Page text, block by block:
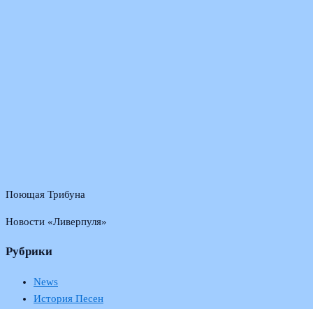
Поющая Трибуна
Новости «Ливерпуля»
Рубрики
News
История Песен